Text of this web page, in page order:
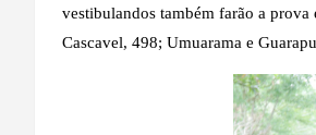
vestibulandos também farão a
Cascavel, 498; Umuarama e